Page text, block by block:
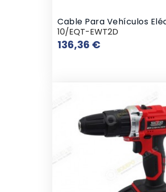
Cable Para Vehículos
10/EQT-EWT2D
136,36 €